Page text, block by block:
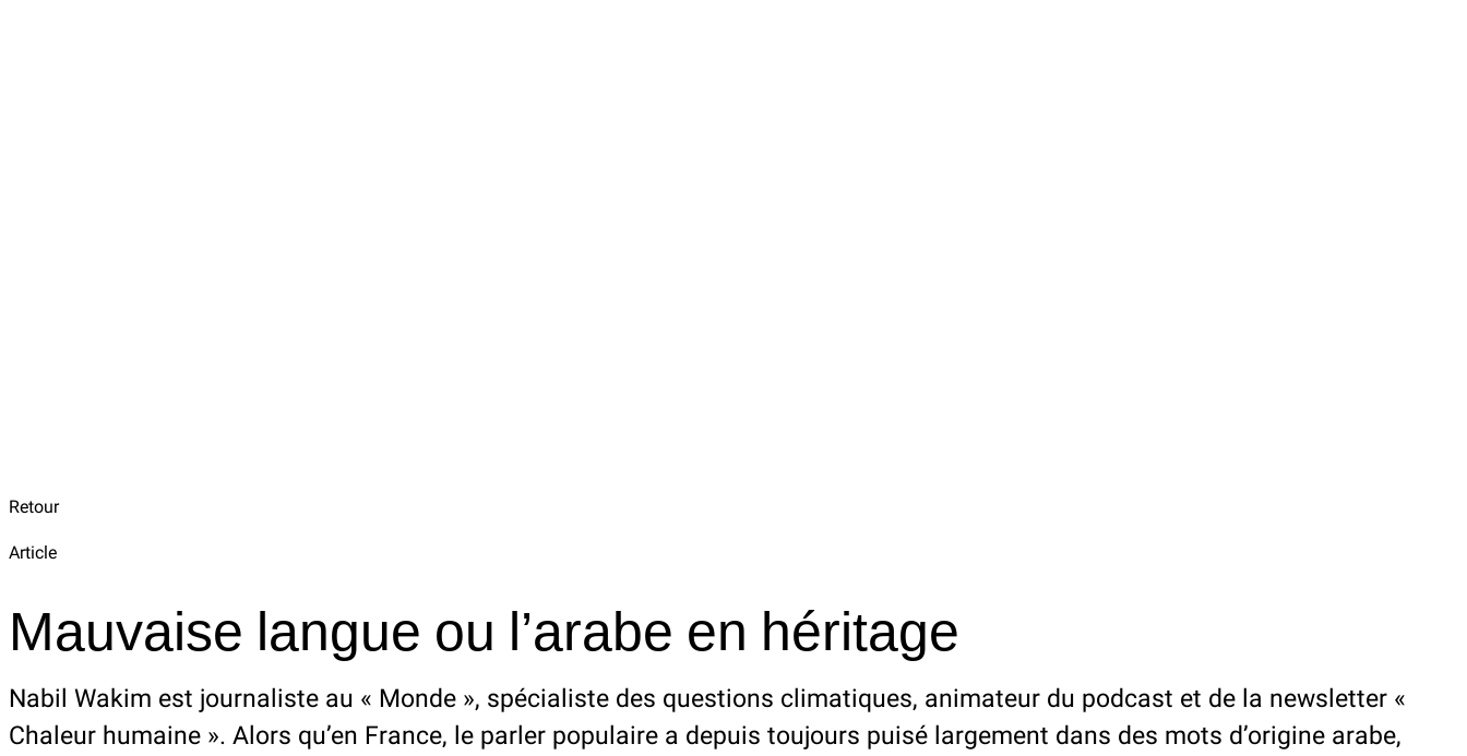
Retour
Article
Mauvaise langue ou l’arabe en héritage
Nabil Wakim est journaliste au « Monde » , spécialiste des questions climatiques, animateur du podcast et de la newsletter «
Chaleur humaine » . Alors qu’en France, le parler populaire a depuis toujours puisé largement dans des mots d’origine arabe,